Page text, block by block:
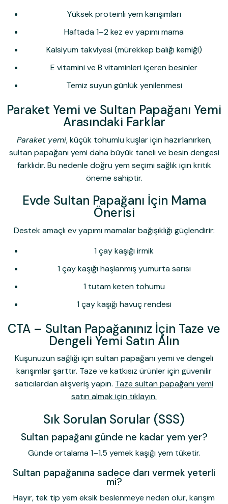
Yüksek proteinli yem karışımları
Haftada 1–2 kez ev yapımı mama
Kalsiyum takviyesi (mürekkep balığı kemiği)
E vitamini ve B vitaminleri içeren besinler
Temiz suyun günlük yenilenmesi
Paraket Yemi ve Sultan Papağanı Yemi
Arasındaki Farklar
Paraket yemi, küçük tohumlu kuşlar için hazırlanırken,
sultan papağanı yemi daha büyük taneli ve besin dengesi
farklıdır. Bu nedenle doğru yem seçimi sağlık için kritik
öneme sahiptir.
Evde Sultan Papağanı İçin Mama
Önerisi
Destek amaçlı ev yapımı mamalar bağışıklığı güçlendirir:
1 çay kaşığı irmik
1 çay kaşığı haşlanmış yumurta sarısı
1 tutam keten tohumu
1 çay kaşığı havuç rendesi
CTA – Sultan Papağanınız İçin Taze ve
Dengeli Yemi Satın Alın
Kuşunuzun sağlığı içinsultan papağanı yemive dengeli
karışımlar şarttır. Taze ve katkısız ürünler için güvenilir
satıcılardan alışveriş yapın. Taze sultan papağanı yemi
satın almak için tıklayın.
Sık Sorulan Sorular (SSS)
Sultan papağanı günde ne kadar yem yer?
Günde ortalama 1–1.5 yemek kaşığı yem tüketir.
Sultan papağanına sadece darı vermek yeterli
mi?
Hayır, tek tip yem eksik beslenmeye neden olur, karışım